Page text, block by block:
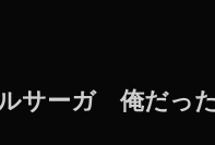
ルサーガ 俺だっ